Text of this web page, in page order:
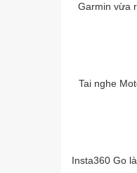
Garmin vừa
Tai nghe
Insta360 Go